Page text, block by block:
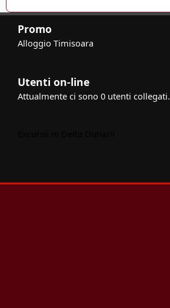
Promo
Alloggio Timisoara
Utenti on-line
Attualmente ci sono 0 utenti collegati.